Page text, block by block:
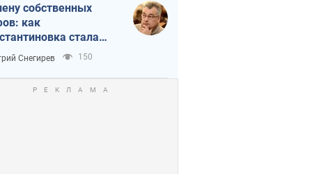
собственных
как
стала
идеологической
для российских
Снегирев 150